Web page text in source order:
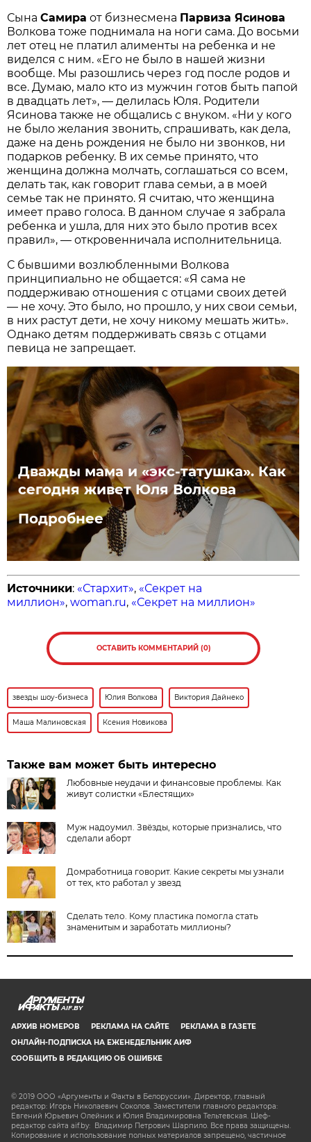
СынаСамира от бизнесмена Парвиза Ясинова
Волкова тоже поднимала на ноги сама. До восьми
лет отец не платил алименты на ребенка и не
виделся с ним. «Его не было в нашей жизни
вообще. Мы разошлись через год после родов и
все. Думаю, мало кто из мужчин готов быть папой
в двадцать лет», — делилась Юля. Родители
Ясинова также не общались с внуком. «Ни у кого
не было желания звонить, спрашивать, как дела,
даже на день рождения не было ни звонков, ни
подарков ребенку. В их семье принято, что
женщина должна молчать, соглашаться со всем,
делать так, как говорит глава семьи, а в моей
семье так не принято. Я считаю, что женщина
имеет право голоса. В данном случае я забрала
ребенка и ушла, для них это было против всех
правил», — откровенничала исполнительница.
С бывшими возлюбленными Волкова
принципиально не общается: «Я сама не
поддерживаю отношения с отцами своих детей
— не хочу. Это было, но прошло, у них свои семьи,
в них растут дети, не хочу никому мешать жить».
Однако детям поддерживать связь с отцами
певица не запрещает.
Дважды мама и «экс-татушка». Как
сегодня живет Юля Волкова
Подробнее
Источники: «Стархит», «Секрет на
миллион»,woman.ru, «Секрет на миллион»
ОСТАВИТЬ КОММЕНТАРИЙ (0)
звезды шоу-бизнеса Юлия Волкова Виктория Дайнеко
Маша Малиновская Ксения Новикова
Также вам может быть интересно
Любовные неудачи и финансовые проблемы. Как
живут солистки «Блестящих»
Муж надоумил. Звёзды, которые признались, что
сделали аборт
Домработница говорит. Какие секреты мы узнали
от тех, кто работал у звезд
Сделать тело. Кому пластика помогла стать
знаменитым и заработать миллионы?
AIF.BY
АРХИВ НОМЕРОВ РЕКЛАМА НА САЙТЕ
РЕКЛАМА В ГАЗЕТЕ
ОНЛАЙН-ПОДПИСКА НА ЕЖЕНЕДЕЛЬНИК АИФ
СООБЩИТЬ В РЕДАКЦИЮ ОБ ОШИБКЕ
© 2019 ООО «Аргументы и Факты в Белоруссии». Директор, главный
редактор: Игорь Николаевич Соколов. Заместители главного редактора:
Евгений Юрьевич Олейник и Юлия Владимировна Тельтевская. Шеф-
редактор сайта aif.by: Владимир Петрович Шарпило. Все права защищены.
Копирование и использование полных материалов запрещено, частичное